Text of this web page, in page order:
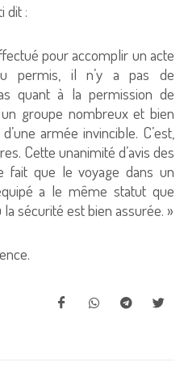
dit :
pour accomplir un acte
permis, il n’y a pas de
quant à la permission de
groupe nombreux et bien
armée invincible. C’est,
Cette unanimité d’avis des
fait que le voyage dans un
a le même statut que
sécurité est bien assurée. »